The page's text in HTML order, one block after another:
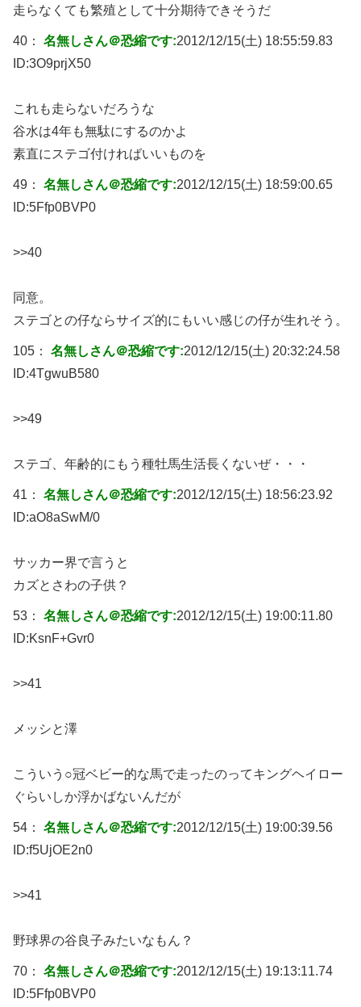
走らなくても繁殖として十分期待できそうだ
40： 名無しさん＠恐縮です:2012/12/15(土) 18:55:59.83
ID:3O9prjX50
これも走らないだろうな
谷水は4年も無駄にするのかよ
素直にステゴ付ければいいものを
49： 名無しさん＠恐縮です:2012/12/15(土) 18:59:00.65
ID:5Ffp0BVP0
>>40
同意。
ステゴとの仔ならサイズ的にもいい感じの仔が生れそう。
105： 名無しさん＠恐縮です:2012/12/15(土) 20:32:24.58
ID:4TgwuB580
>>49
ステゴ、年齢的にもう種牡馬生活長くないぜ・・・
41： 名無しさん＠恐縮です:2012/12/15(土) 18:56:23.92
ID:aO8aSwM/0
サッカー界で言うと
カズとさわの子供？
53： 名無しさん＠恐縮です:2012/12/15(土) 19:00:11.80
ID:KsnF+Gvr0
>>41
メッシと澤
こういう○冠ベビー的な馬で走ったのってキングヘイロー
ぐらいしか浮かばないんだが
54： 名無しさん＠恐縮です:2012/12/15(土) 19:00:39.56
ID:f5UjOE2n0
>>41
野球界の谷良子みたいなもん？
70： 名無しさん＠恐縮です:2012/12/15(土) 19:13:11.74
ID:5Ffp0BVP0